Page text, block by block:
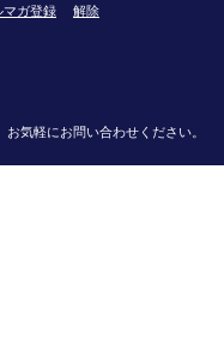
マガ登録 解除
気軽にお問い合わせください。